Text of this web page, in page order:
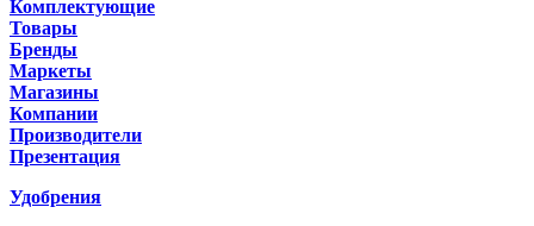
Комплектующие
Товары
Бренды
Маркеты
Магазины
Компании
Производители
Презентация
Удобрения